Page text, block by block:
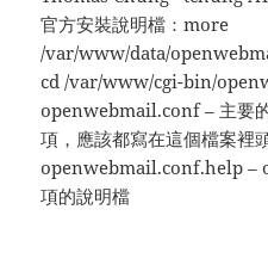
官方安裝說明檔：more
/var/www/data/
cd /var/www/cgi-bin/
openwebmail.conf – 主要
項，應該都寫在這個檔案裡
openwebmail.conf.help –
項的說明檔